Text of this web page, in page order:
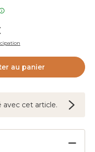
au panier
avec cet article.